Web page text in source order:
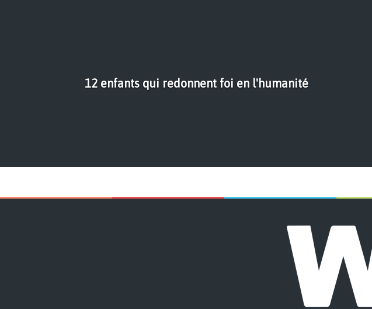
12 enfants qui redonnent foi en l'humanité